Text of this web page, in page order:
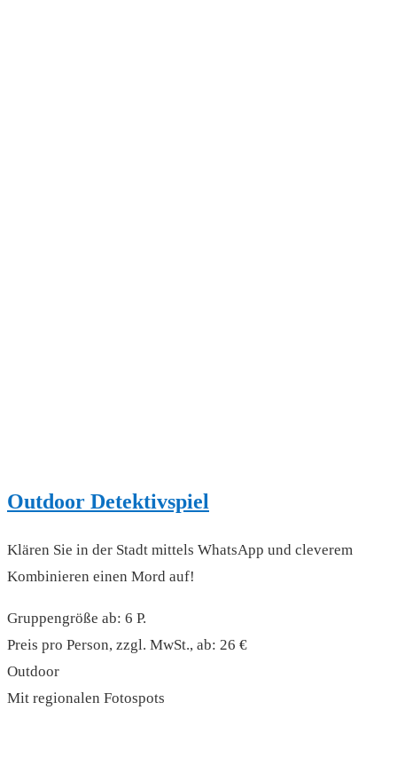
Outdoor Detektivspiel
Klären Sie in der Stadt mittels WhatsApp und cleverem
Kombinieren einen Mord auf!
Gruppengröße ab: 6 P.
Preis pro Person, zzgl. MwSt., ab: 26 €
Outdoor
Mit regionalen Fotospots